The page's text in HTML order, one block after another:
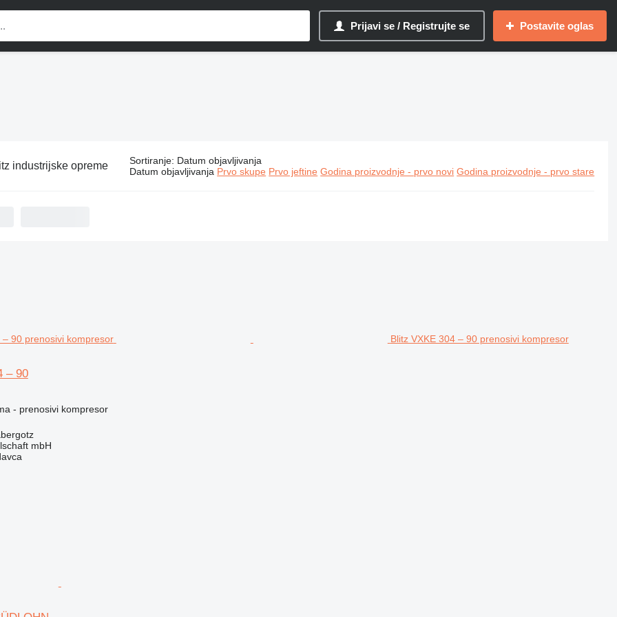
Prijavi se / Registrujte se Postavite oglas
industrijske opreme Sortiranje: Datum objavljivanja
Datum objavljivanja Prvo skupe Prvo jeftine Godina proizvodnje - prvo novi Godina proizvodnje - prvo stare
Blitz VXKE 304 – 90 prenosivi kompresor
– 90
- prenosivi kompresor
mbH